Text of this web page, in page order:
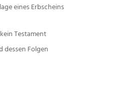
eines Erbscheins
Testament
dessen Folgen